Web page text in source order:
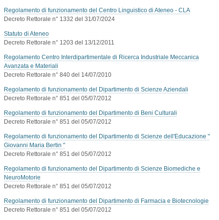
Regolamento di funzionamento del Centro Linguistico di Ateneo - CLA
Decreto Rettorale n° 1332 del 31/07/2024
Statuto di Ateneo
Decreto Rettorale n° 1203 del 13/12/2011
Regolamento Centro Interdipartimentale di Ricerca Industriale Meccanica
Avanzata e Materiali
Decreto Rettorale n° 840 del 14/07/2010
Regolamento di funzionamento del Dipartimento di Scienze Aziendali
Decreto Rettorale n° 851 del 05/07/2012
Regolamento di funzionamento del Dipartimento di Beni Culturali
Decreto Rettorale n° 851 del 05/07/2012
Regolamento di funzionamento del Dipartimento di Scienze dell'Educazione "
Giovanni Maria Bertin "
Decreto Rettorale n° 851 del 05/07/2012
Regolamento di funzionamento del Dipartimento di Scienze Biomediche e
NeuroMotorie
Decreto Rettorale n° 851 del 05/07/2012
Regolamento di funzionamento del Dipartimento di Farmacia e Biotecnologie
Decreto Rettorale n° 851 del 05/07/2012